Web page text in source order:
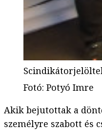
Fotó: Potyó Imre
Akik bejutottak a
személyre szabott és